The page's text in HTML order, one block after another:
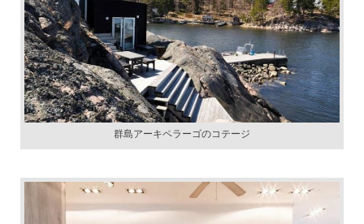
群島アーキペラーゴのコテージ